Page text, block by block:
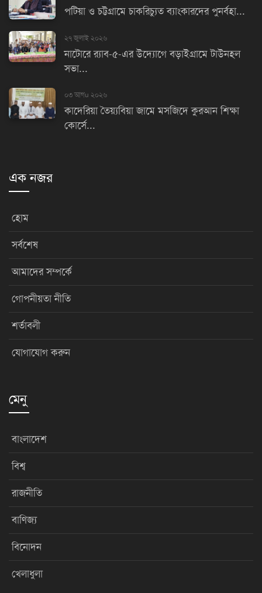
পটিয়া ও চট্টগ্রামে চাকরিচ্যুত ব্যাংকারদের পুনর্বহা...
২৭ জুলাই ২০২৬
নাটোরে র‌্যাব-৫-এর উদ্যোগে বড়াইগ্রামে টাউনহল
সভা...
০৩ আগu ২০২৬
কাদেরিয়া তৈয়্যবিয়া জামে মসজিদে কুরআন শিক্ষা
কোর্সে...
এক নজর
হোম
সর্বশেষ
আমাদের সম্পর্কে
গোপনীয়তা নীতি
শর্তাবলী
যোগাযোগ করুন
মেনু
বাংলাদেশ
বিশ্ব
রাজনীতি
বাণিজ্য
বিনোদন
খেলাধুলা